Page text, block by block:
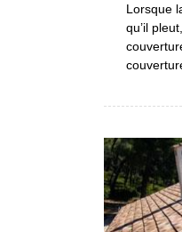
Lorsque
qu’il